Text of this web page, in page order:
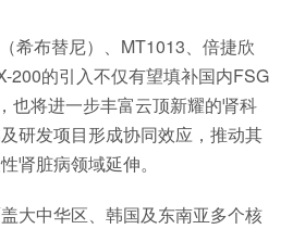
希布替尼）、MT1013、倍捷欣
200的引入不仅有望填补国内FSG
也将进一步丰富云顶新耀的肾科
研发项目形成协同效应，推动其
肾脏病领域延伸。
大中华区、韩国及东南亚多个核